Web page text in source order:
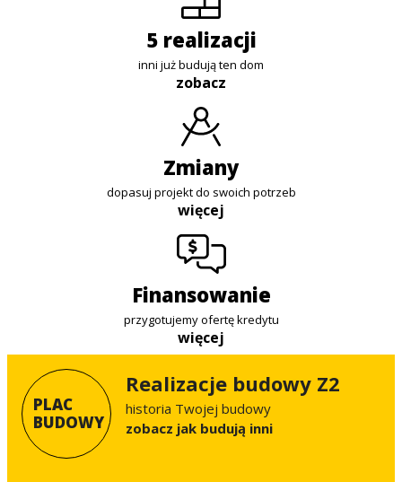
5 realizacji
inni już budują ten dom
zobacz
zmiany
dopasuj projekt do swoich potrzeb
więcej
finansowanie
przygotujemy ofertę kredytu
więcej
PLAC
BUDOWY
Realizacje budowy Z2
historia Twojej budowy
Zobacz jak budują inni